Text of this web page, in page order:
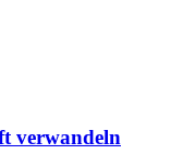
verwandeln